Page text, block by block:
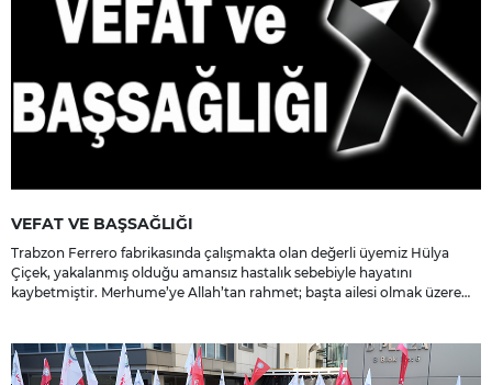
VEFAT VE BAŞSAĞLIĞI
Trabzon Ferrero fabrikasında çalışmakta olan değerli üyemiz Hülya
Çiçek, yakalanmış olduğu amansız hastalık sebebiyle hayatını
kaybetmiştir. Merhume’ye Allah’tan rahmet; başta ailesi olmak üzere